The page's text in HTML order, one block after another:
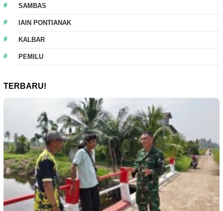
SAMBAS
IAIN PONTIANAK
KALBAR
PEMILU
TERBARU!